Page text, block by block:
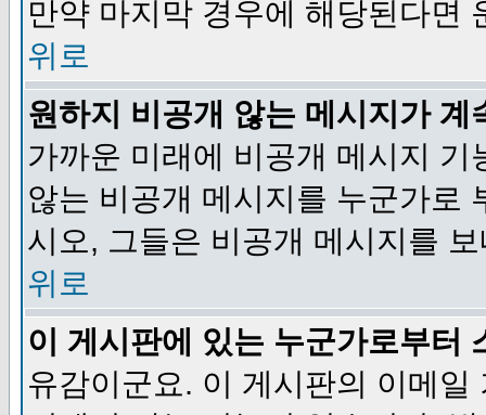
만약 마지막 경우에 해당된다면
위로
원하지 비공개 않는 메시지가 계
가까운 미래에 비공개 메시지
않는 비공개 메시지를 누군가로
시오, 그들은 비공개 메시지를
위로
이 게시판에 있는 누군가로부터
유감이군요. 이 게시판의 이메